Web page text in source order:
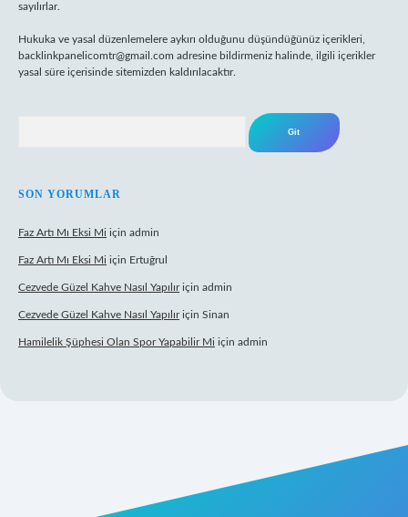
sayılırlar.
Hukuka ve yasal düzenlemelere aykırı olduğunu düşündüğünüz içerikleri,
backlinkpanelicomtr@gmail.com adresine bildirmeniz halinde, ilgili içerikler
yasal süre içerisinde sitemizden kaldırılacaktır.
SON YORUMLAR
Faz Artı Mı Eksi Mi için admin
Faz Artı Mı Eksi Mi için Ertuğrul
Cezvede Güzel Kahve Nasıl Yapılıriçin admin
Cezvede Güzel Kahve Nasıl Yapılıriçin Sinan
Hamilelik Şüphesi Olan Spor Yapabilir Mi için admin
betexper.xyz